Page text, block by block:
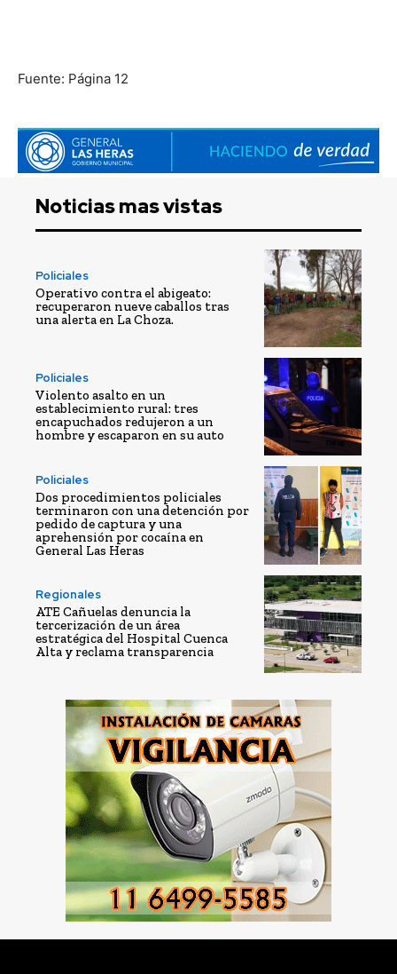
Fuente: Página 12
Noticias mas vistas
Policiales
Operativo contra el abigeato:
recuperaron nueve caballos tras
una alerta en La Choza.
Policiales
Violento asalto en un
establecimiento rural: tres
encapuchados redujeron a un
hombre y escaparon en su auto
Policiales
Dos procedimientos policiales
terminaron con una detención por
pedido de captura y una
aprehensión por cocaína en
General Las Heras
Regionales
ATE Cañuelas denuncia la
tercerización de un área
estratégica del Hospital Cuenca
Alta y reclama transparencia